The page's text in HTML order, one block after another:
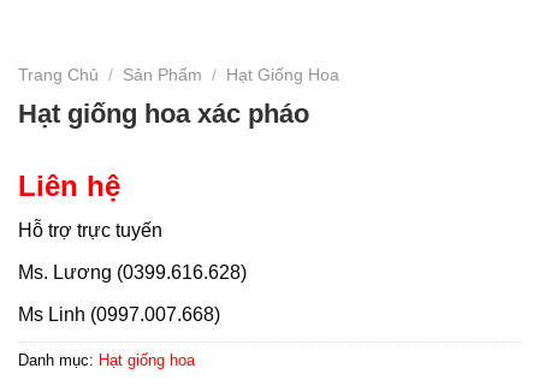
Trang Chủ / Sản Phẩm / Hạt Giống Hoa
Hạt giống hoa xác pháo
Liên hệ
Hỗ trợ trực tuyến
Ms. Lương (0399.616.628)
Ms Linh (0997.007.668)
Danh mục: Hạt giống hoa